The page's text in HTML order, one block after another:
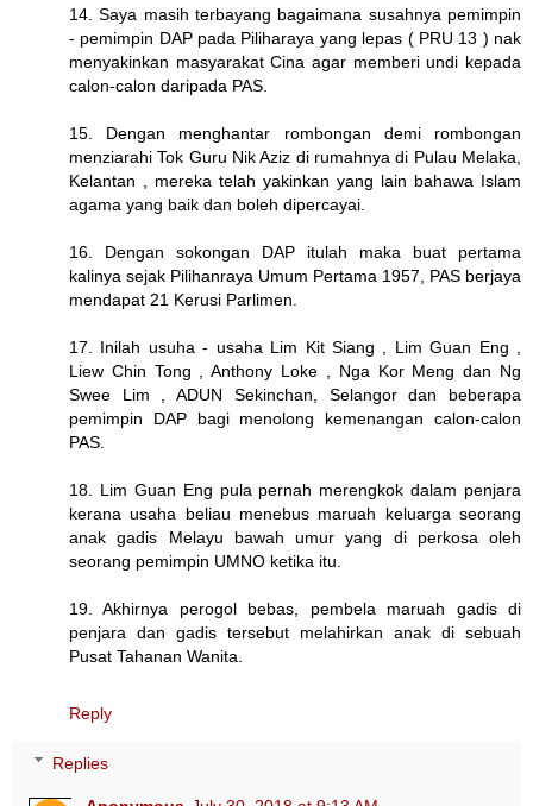
14. Saya masih terbayang bagaimana susahnya pemimpin
- pemimpin DAP pada Piliharaya yang lepas ( PRU 13 ) nak
menyakinkan masyarakat Cina agar memberi undi kepada
calon-calon daripada PAS.
15. Dengan menghantar rombongan demi rombongan
menziarahi Tok Guru Nik Aziz di rumahnya di Pulau Melaka,
Kelantan , mereka telah yakinkan yang lain bahawa Islam
agama yang baik dan boleh dipercayai.
16. Dengan sokongan DAP itulah maka buat pertama
kalinya sejak Pilihanraya Umum Pertama 1957, PAS berjaya
mendapat 21 Kerusi Parlimen.
17. Inilah usuha - usaha Lim Kit Siang , Lim Guan Eng ,
Liew Chin Tong , Anthony Loke , Nga Kor Meng dan Ng
Swee Lim , ADUN Sekinchan, Selangor dan beberapa
pemimpin DAP bagi menolong kemenangan calon-calon
PAS.
18. Lim Guan Eng pula pernah merengkok dalam penjara
kerana usaha beliau menebus maruah keluarga seorang
anak gadis Melayu bawah umur yang di perkosa oleh
seorang pemimpin UMNO ketika itu.
19. Akhirnya perogol bebas, pembela maruah gadis di
penjara dan gadis tersebut melahirkan anak di sebuah
Pusat Tahanan Wanita.
Reply
Replies